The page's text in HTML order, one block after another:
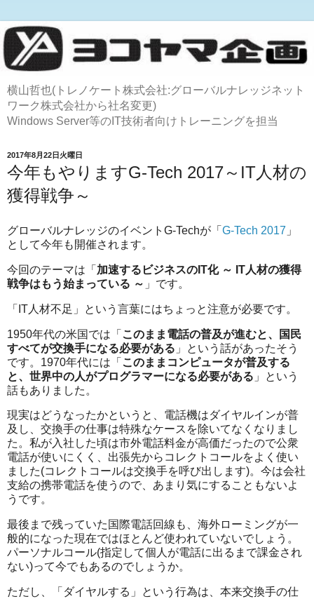
横山哲也(トレノケート株式会社:グローバルナレッジネット
ワーク株式会社から社名変更)
Windows Server等のIT技術者向けトレーニングを担当
2017年8月22日火曜日
今年もやりますG-Tech 2017～IT人材の
獲得戦争～
グローバルナレッジのイベントG-Techが「 G-Tech 2017 」
として今年も開催されます。
今回のテーマは「 加速するビジネスのIT化 ～ IT人材の獲得
戦争はもう始まっている ～ 」です。
「IT人材不足」という言葉にはちょっと注意が必要です。
1950年代の米国では「 このまま電話の普及が進むと、国民
すべてが交換手になる必要がある 」という話があったそう
です。1970年代には「 このままコンピュータが普及する
と、世界中の人がプログラマーになる必要がある 」という
話もありました。
現実はどうなったかというと、電話機はダイヤルインが普
及し、交換手の仕事は特殊なケースを除いてなくなりまし
た。私が入社した頃は市外電話料金が高価だったので公衆
電話が使いにくく、出張先からコレクトコールをよく使い
ました(コレクトコールは交換手を呼び出します)。今は会社
支給の携帯電話を使うので、あまり気にすることもないよ
うです。
最後まで残っていた国際電話回線も、海外ローミングが一
般的になった現在ではほとんど使われていないでしょう。
パーソナルコール(指定して個人が電話に出るまで課金され
ない)って今でもあるのでしょうか。
ただし、「ダイヤルする」という行為は、本来交換手の仕